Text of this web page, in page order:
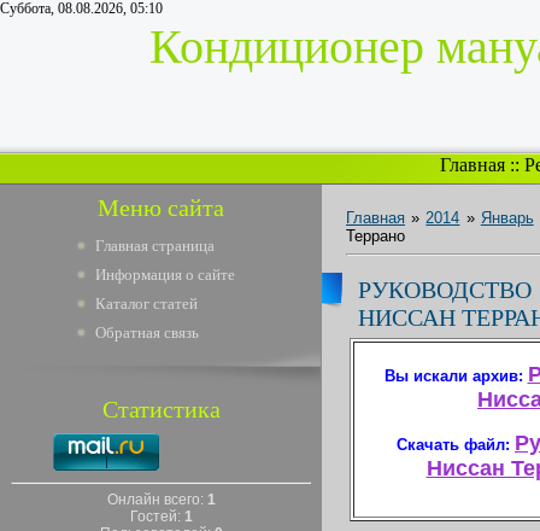
Суббота, 08.08.2026, 05:10
Кондиционер
Главная::
Меню сайта
Главная страница
Информация о сайте
Каталог статей
Обратная связь
Статистика
Онлайн всего: 1
Гостей: 1
Главная »2014 » Январь
Террано
НИССАН
Вы искали архив:
Скачать файл:
Ниссан